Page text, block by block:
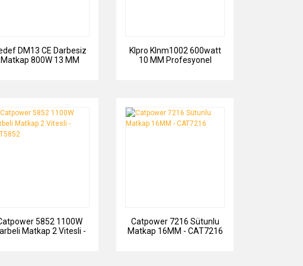
DM13 CE Darbesiz
Matkap 800W 13 MM
Klpro Klnm1002 600watt
10 MM Profesyonel
5852 1100W
Matkap 2 Vitesli -
Catpower 7216 Sütunlu
Matkap 16MM - CAT7216